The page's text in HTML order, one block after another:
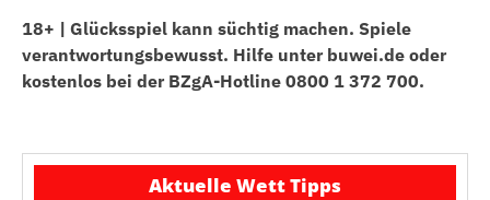
18+ | Glücksspiel kann süchtig machen. Spiele
verantwortungsbewusst. Hilfe unter buwei.de oder
kostenlos bei der BZgA-Hotline 0800 1 372 700.
Aktuelle Wett Tipps